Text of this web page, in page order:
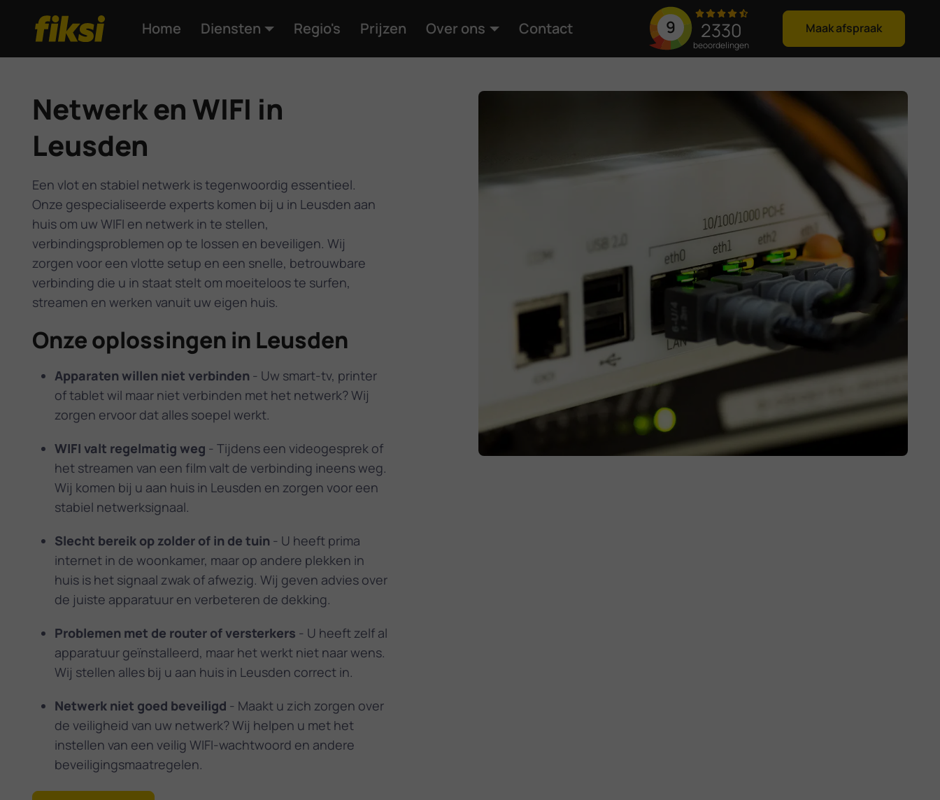
Home Diensten Regio's Prijzen Over ons Contact 9 2330
beoordelingen
Maak afspraak
Netwerk en WIFI in
Leusden
Een vlot en stabiel netwerk is tegenwoordig essentieel.
Onze gespecialiseerde experts komen bij u in Leusden aan
huis om uw WIFI en netwerk in te stellen,
verbindingsproblemen op te lossen en beveiligen. Wij
zorgen voor een vlotte setup en een snelle, betrouwbare
verbinding die u in staat stelt om moeiteloos te surfen,
streamen en werken vanuit uw eigen huis.
Onze oplossingen in Leusden
Apparaten willen niet verbinden - Uw smart-tv, printer
of tablet wil maar niet verbinden met het netwerk? Wij
zorgen ervoor dat alles soepel werkt.
WIFI valt regelmatig weg - Tijdens een videogesprek of
het streamen van een film valt de verbinding ineens weg.
Wij komen bij u aan huis in Leusden en zorgen voor een
stabiel netwerksignaal.
Slecht bereik op zolder of in de tuin - U heeft prima
internet in de woonkamer, maar op andere plekken in
huis is het signaal zwak of afwezig. Wij geven advies over
de juiste apparatuur en verbeteren de dekking.
Problemen met de router of versterkers - U heeft zelf al
apparatuur geïnstalleerd, maar het werkt niet naar wens.
Wij stellen alles bij u aan huis in Leusden correct in.
Netwerk niet goed beveiligd - Maakt u zich zorgen over
de veiligheid van uw netwerk? Wij helpen u met het
instellen van een veilig WIFI-wachtwoord en andere
beveiligingsmaatregelen.